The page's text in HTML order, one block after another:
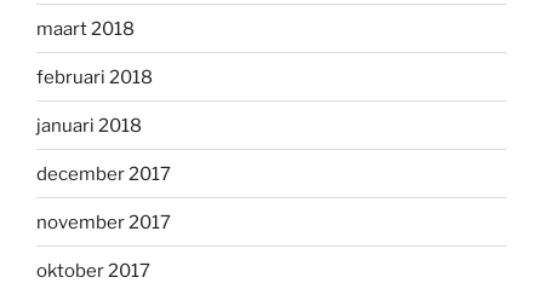
maart 2018
februari 2018
januari 2018
december 2017
november 2017
oktober 2017